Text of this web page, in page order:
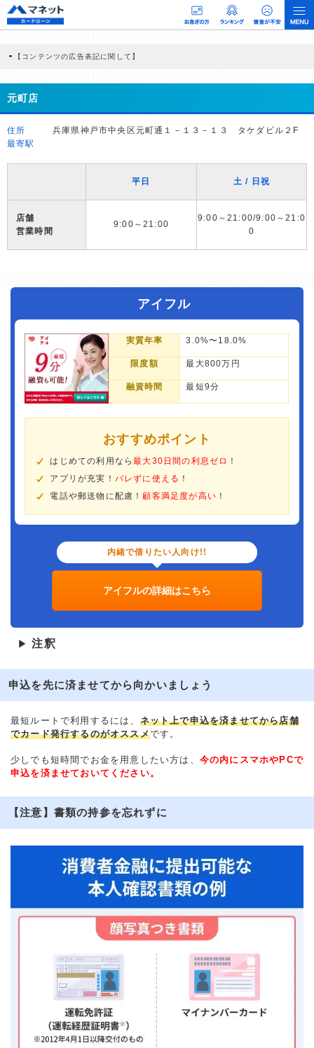
【コンテンツの広告表記に関して】
商品を根拠なくPRするものではなく、当編集部の調査／ユーザーへの口コミ収集な
どに基づき、公平性を担保した情報提供を行っています。
元町店
住所
兵庫県神戸市中央区元町通１－１３－１３ タケダビル２F
最寄駅
平日 土 / 日祝
店舗
営業時間
9:00～21:00
9:00～21:00/9:00～21:0
0
アイフル
実質年率 3.0%〜18.0%
限度額 最大800万円
融資時間 最短9分
おすすめポイント
はじめての利用なら最大30日間の利息ゼロ ！
アプリが充実！ バレずに使える ！
電話や郵送物に配慮！顧客満足度が高い ！
内緒で借りたい人向け!!
アイフルの詳細はこちら
▶ 注釈
申込を先に済ませてから向かいましょう
最短ルートで利用するには、 ネット上で申込を済ませてから店舗
でカード発行するのがオススメです。
少しでも短時間でお金を用意したい方は、 今の内にスマホやPCで
申込を済ませておいてください。
【注意】書類の持参を忘れずに